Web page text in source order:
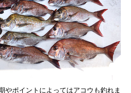
やポイントによってはアコウも釣れま